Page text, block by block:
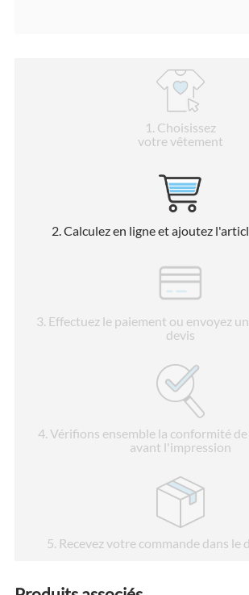
1 . Choisissez
votre vêtement
2. Calculez en ligne et ajoutez
3 . Effectuez le paiement ou envoyez
devis
4. Vérifions ensemble la conformité
avant l'impression
5 . Recevez votre commande dans le